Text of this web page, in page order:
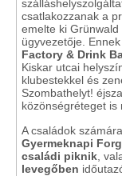
csatlakozzanak a
emelte ki Grünwald
ügyvezetője.
Factory & Drink
Kiskar utcai
klubestekkel és
Szombathelyt!
közönségréteget is
A családok
Gyermeknapi
családi piknik ,
levegőben